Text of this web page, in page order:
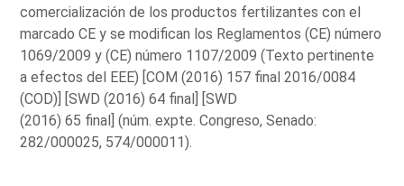
comercialización de los productos fertilizantes con el
marcado CE y se modifican los Reglamentos (CE) número
1069/2009 y (CE) número 1107/2009 (Texto pertinente
a efectos del EEE) [COM (2016) 157 final 2016/0084
(COD)] [SWD (2016) 64 final] [SWD
(2016) 65 final] (núm. expte. Congreso, Senado:
282/000025, 574/000011).